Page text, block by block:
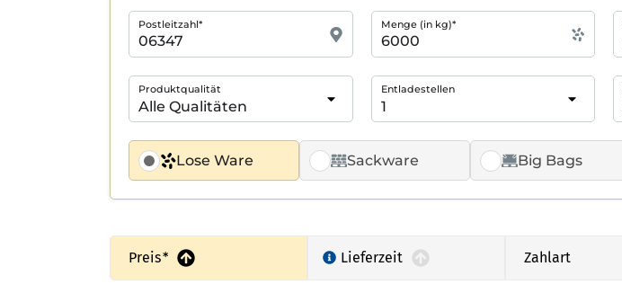
Lose Ware Sackware Big Bags
Postleitzahl* Menge (in kg)*
Produktqualität Entladestellen
Preis* Lieferzeit Zahlart